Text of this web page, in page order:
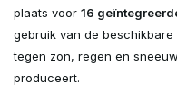
plaats voor 16
gebruik van de
tegen zon, regen en
produceert.